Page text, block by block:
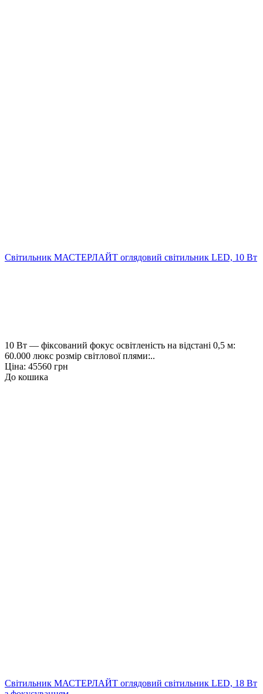
Світильник МАСТЕРЛАЙТ оглядовий світильник LED, 10 Вт
10 Вт — фіксований фокус освітленість на відстані 0,5 м:
60.000 люкс розмір світлової плями:..
Ціна: 45560 грн
До кошика
Світильник МАСТЕРЛАЙТ оглядовий світильник LED, 18 Вт